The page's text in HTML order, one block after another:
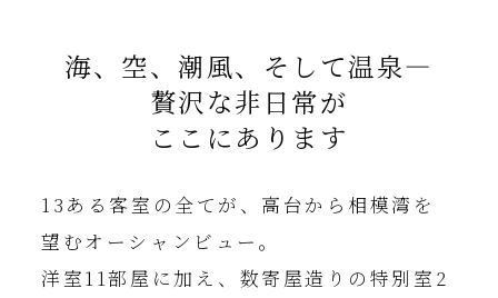
海、空、潮風、そして温泉—
贅沢な非日常が
ここにあります
13ある客室の全てが、高台から相模湾を
望むオーシャンビュー。
洋室11部屋に加え、数寄屋造りの特別室2